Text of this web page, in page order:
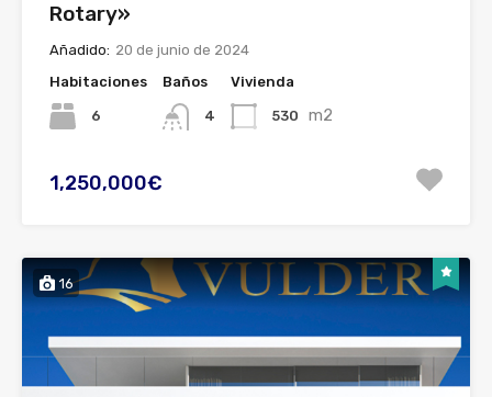
Rotary»
Añadido: 20 de junio de 2024
Habitaciones
6
Baños
4
Vivienda
530 m2
1,250,000€
16